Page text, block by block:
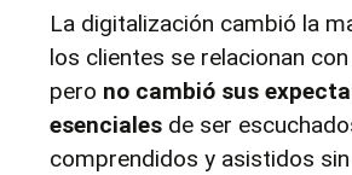
La digitalización cambió la
los clientes se relacionan
pero no cambió sus
esenciales de ser
comprendidos y asistidos